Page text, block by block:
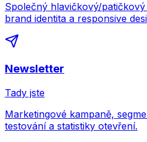
Společný hlavičkový/
brand identita a responsive
Newsletter
Tady jste
Marketingové kampaně,
testování a statistiky otevření.